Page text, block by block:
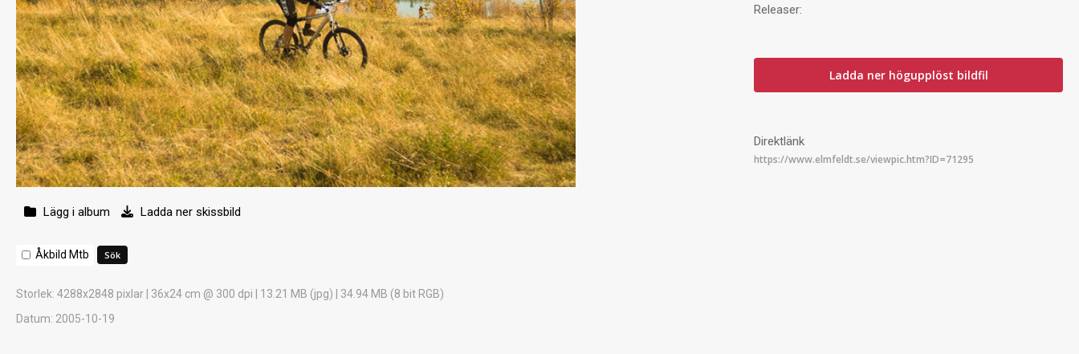
Lägg i album Ladda ner skissbild
Åkbild Mtb
Storlek: 4288x2848 pixlar | 36x24 cm @ 300 dpi | 13.21 MB (jpg) | 34.94 MB (8 bit RGB)
Datum: 2005-10-19
Releaser:
Ladda ner högupplöst bildfil
Direktlänk